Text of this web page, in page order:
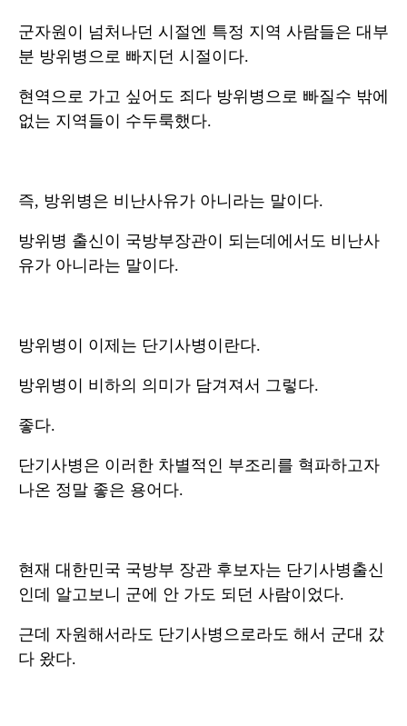
군자원이 넘처나던 시절엔 특정 지역 사람들은 대부
분 방위병으로 빠지던 시절이다.
현역으로 가고 싶어도 죄다 방위병으로 빠질수 밖에
없는 지역들이 수두룩했다.
즉, 방위병은 비난사유가 아니라는 말이다.
방위병 출신이 국방부장관이 되는데에서도 비난사
유가 아니라는 말이다.
방위병이 이제는 단기사병이란다.
방위병이 비하의 의미가 담겨져서 그렇다.
좋다.
단기사병은 이러한 차별적인 부조리를 혁파하고자
나온 정말 좋은 용어다.
현재 대한민국 국방부 장관 후보자는 단기사병출신
인데 알고보니 군에 안 가도 되던 사람이었다.
근데 자원해서라도 단기사병으로라도 해서 군대 갔
다 왔다.